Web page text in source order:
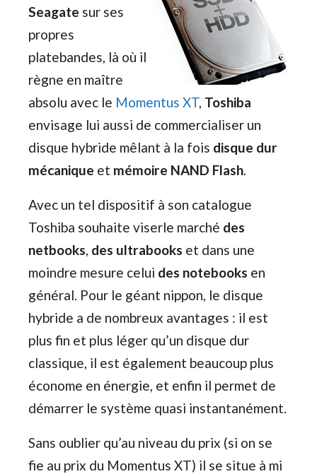
Seagate sur ses
propres
platebandes, là où il
règne en maître
absolu avec le Momentus XT, Toshiba
envisage lui aussi de commercialiser un
disque hybride mêlant à la fois disque dur
mécanique et mémoire NAND Flash.
Avec un tel dispositif à son catalogue
Toshiba souhaite viserle marché des
netbooks, des ultrabooks et dans une
moindre mesure celui des notebooks en
général. Pour le géant nippon, le disque
hybride a de nombreux avantages : il est
plus fin et plus léger qu’un disque dur
classique, il est également beaucoup plus
économe en énergie, et enfin il permet de
démarrer le système quasi instantanément.
Sans oublier qu’au niveau du prix (si on se
fie au prix du Momentus XT) il se situe à mi